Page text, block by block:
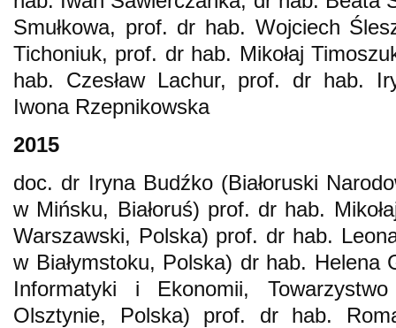
Smułkowa, prof. dr hab. Wojciech
Tichoniuk, prof. dr hab. Mikołaj
hab. Czesław Lachur, prof. dr hab.
Iwona Rzepnikowska
2015
doc. dr Iryna Budźko (Białoruski
w Mińsku, Białoruś) prof. dr hab.
Warszawski, Polska) prof. dr hab.
w Białymstoku, Polska) dr hab. Helena
Informatyki i Ekonomii,
Olsztynie, Polska) prof. dr hab.